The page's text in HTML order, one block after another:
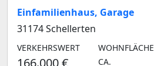
Einfamilienhaus, Garage
31174 Schellerten
VERKEHRSWERT
166.000 €
WOHNFLÄCHE
CA.